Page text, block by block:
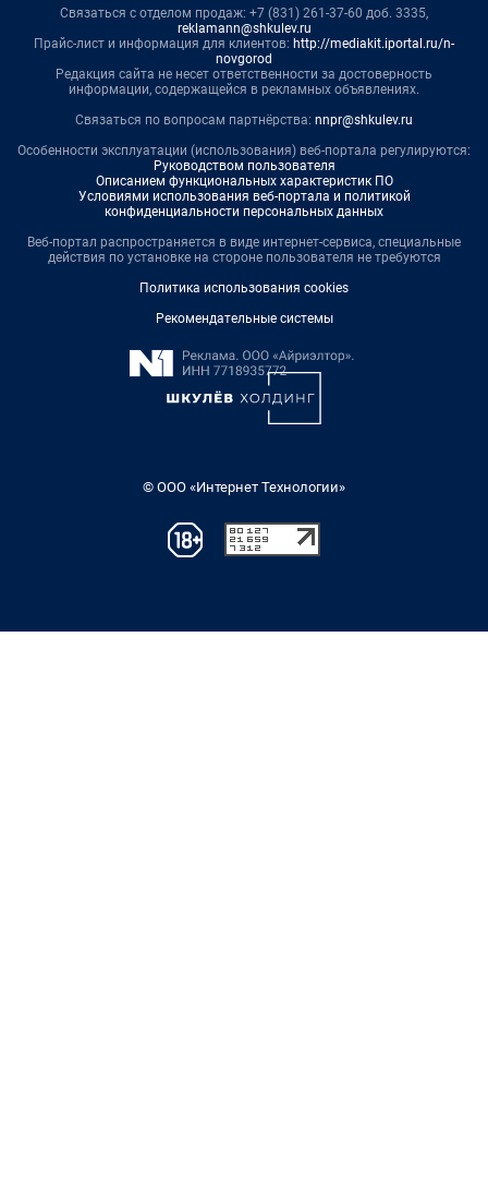
Связаться с отделом продаж: +7 (831) 261-37-60 доб. 3335,
reklamann@shkulev.ru
Прайс-лист и информация для клиентов: http://mediakit.iportal.ru/n-
novgorod
Редакция сайта не несет ответственности за достоверность
информации, содержащейся в рекламных объявлениях.
Связаться по вопросам партнёрства: nnpr@shkulev.ru
Особенности эксплуатации (использования) веб-портала регулируются:
Руководством пользователя
Описанием функциональных характеристик ПО
Условиями использования веб-портала и политикой
конфиденциальности персональных данных
Веб-портал распространяется в виде интернет-сервиса, специальные
действия по установке на стороне пользователя не требуются
Политика использования cookies
Рекомендательные системы
© ООО «Интернет Технологии»